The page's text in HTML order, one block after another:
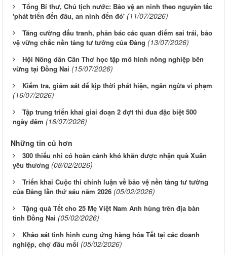
Tổng Bí thư, Chủ tịch nước: Bảo vệ an ninh theo nguyên tắc
'phát triển đến đâu, an ninh đến đó' (11/07/2026)
Tăng cường đấu tranh, phản bác các quan điểm sai trái, bảo
vệ vững chắc nền tảng tư tưởng của Đảng (13/07/2026)
Hội Nông dân Cần Thơ học tập mô hình nông nghiệp bền
vững tại Đồng Nai (15/07/2026)
Kiểm tra, giám sát để kịp thời phát hiện, ngăn ngừa vi phạm
(16/07/2026)
Tập trung triển khai giai đoạn 2 đợt thi đua đặc biệt 500
ngày đêm (16/07/2026)
Những tin cũ hơn
300 thiếu nhi có hoàn cảnh khó khăn được nhận quà Xuân
yêu thương (08/02/2026)
Triển khai Cuộc thi chính luận về bảo vệ nền tảng tư tưởng
của Đảng lần thứ sáu năm 2026 (05/02/2026)
Tặng quà Tết cho 25 Mẹ Việt Nam Anh hùng trên địa bàn
tỉnh Đồng Nai (05/02/2026)
Khảo sát tình hình cung ứng hàng hóa Tết tại các doanh
nghiệp, chợ đầu mối (05/02/2026)